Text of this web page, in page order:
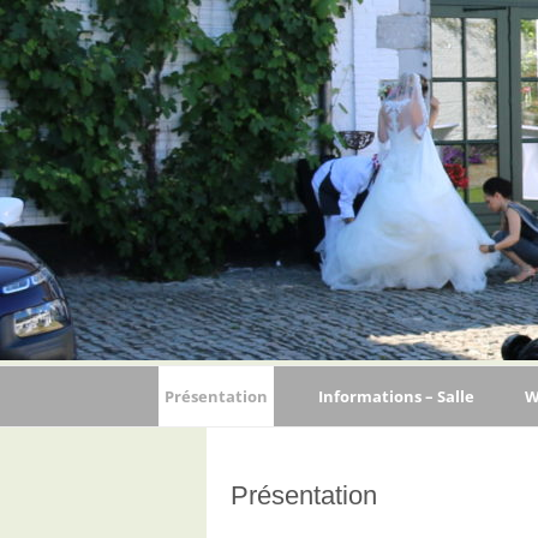
Présentation Informations – Salle
Présentation